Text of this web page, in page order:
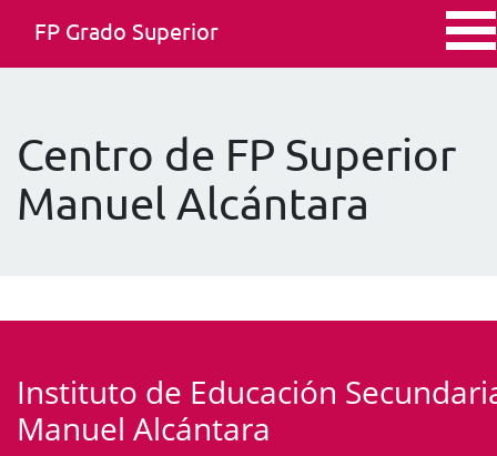
FP Grado Superior
Centro de FP Superior
Manuel Alcántara
Instituto de Educación
Manuel Alcántara